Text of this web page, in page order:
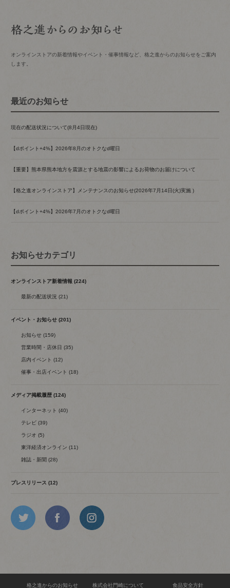
オンラインストアの新着情報やイベント・催事情報など、格之進からのお知らせをご案内
します。
最近のお知らせ
現在の配送状況について(8月4日現在)
【dポイント+4%】2026年8月のオトクなd曜日
【重要】熊本県熊本地方を震源とする地震の影響によるお荷物のお届けについて
【格之進オンラインストア】メンテナンスのお知らせ(2026年7月14日(火)実施 )
【dポイント+4%】2026年7月のオトクなd曜日
お知らせカテゴリ
オンラインストア新着情報 (224)
最新の配送状況 (21)
イベント・お知らせ (201)
お知らせ (159)
営業時間・店休日 (35)
店内イベント (12)
催事・出店イベント (18)
メディア掲載履歴 (124)
インターネット (40)
テレビ (39)
ラジオ (5)
東洋経済オンライン (11)
雑誌・新聞 (28)
プレスリリース (12)
格之進からのお知らせ 株式会社門崎について 食品安全方針